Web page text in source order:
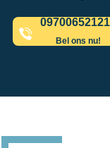
Bel ons nu!